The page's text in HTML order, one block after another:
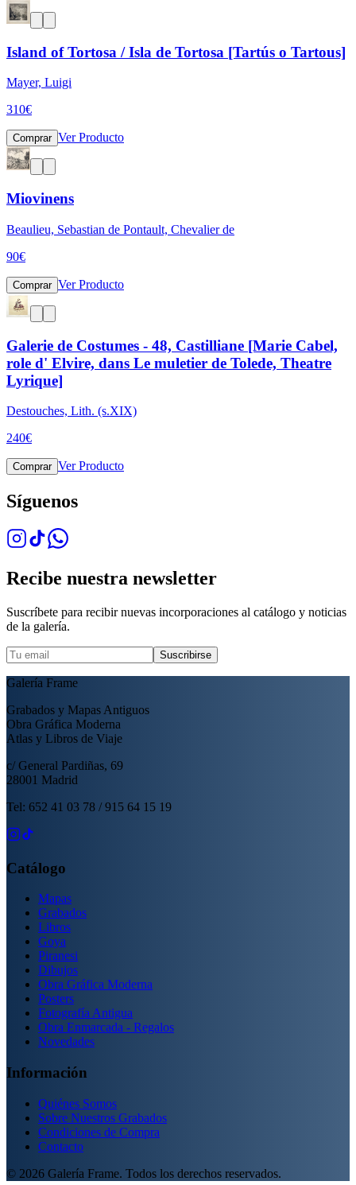
Island of Tortosa / Isla de Tortosa [Tartús o Tartous]
Mayer, Luigi
310€
Comprar Ver Producto
Miovinens
Beaulieu, Sebastian de Pontault, Chevalier de
90€
Comprar Ver Producto
Galerie de Costumes - 48, Castilliane [Marie Cabel,
role d' Elvire, dans Le muletier de Tolede, Theatre
Lyrique]
Destouches, Lith. (s.XIX)
240€
Comprar Ver Producto
Síguenos
Recibe nuestra newsletter
Suscríbete para recibir nuevas incorporaciones al catálogo y noticias
de la galería.
Suscribirse
Galería Frame
Grabados y Mapas Antiguos
Obra Gráfica Moderna
Atlas y Libros de Viaje
c/ General Pardiñas, 69
28001 Madrid
Tel: 652 41 03 78 / 915 64 15 19
Catálogo
Mapas
Grabados
Libros
Goya
Piranesi
Dibujos
Obra Gráfica Moderna
Posters
Fotografía Antigua
Obra Enmarcada - Regalos
Novedades
Información
Quiénes Somos
Sobre Nuestros Grabados
Condiciones de Compra
Contacto
© 2026 Galería Frame. Todos los derechos reservados.